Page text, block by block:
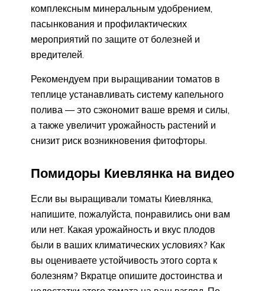
комплексным минеральным удобрением,
пасынкования и профилактических
мероприятий по защите от болезней и
вредителей.
Рекомендуем при выращивании томатов в
теплице устанавливать систему капельного
полива — это сэкономит ваше время и силы,
а также увеличит урожайность растений и
снизит риск возникновения фитофторы.
Помидоры Киевлянка на видео
Если вы выращивали томаты Киевлянка,
напишите, пожалуйста, понравились они вам
или нет. Какая урожайность и вкус плодов
были в ваших климатических условиях? Как
вы оцениваете устойчивость этого сорта к
болезням? Вкратце опишите достоинства и